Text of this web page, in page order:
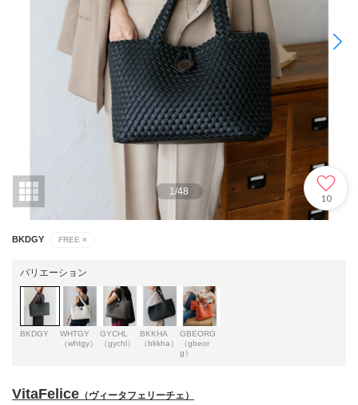
1 /48
10
BKDGY FREE ×
バリエーション
BKDGY
WHTGY
（whtgy）
GYCHL
（gychl）
BKKHA
（bkkha）
GBEORG
（gbeor
g）
VitaFelice （ヴィータフェリーチェ）